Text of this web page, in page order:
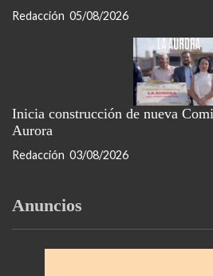
Redacción 05/08/2026
Inicia construcción de nueva
Aurora
Redacción 03/08/2026
Anuncios